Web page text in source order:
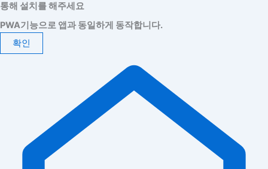
통해 설치를 해주세요
PWA기능으로 앱과 동일하게 동작합니다.
확인